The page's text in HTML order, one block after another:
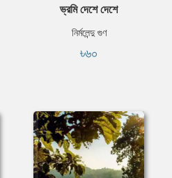
ভ্রমি দেশে দেশে
নির্মলেন্দু গুণ
৳৬০